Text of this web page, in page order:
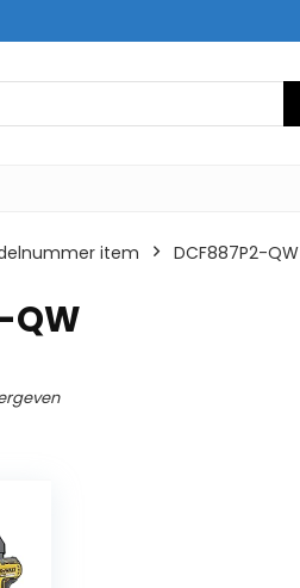
item ‎DCF887P2-QW
QW